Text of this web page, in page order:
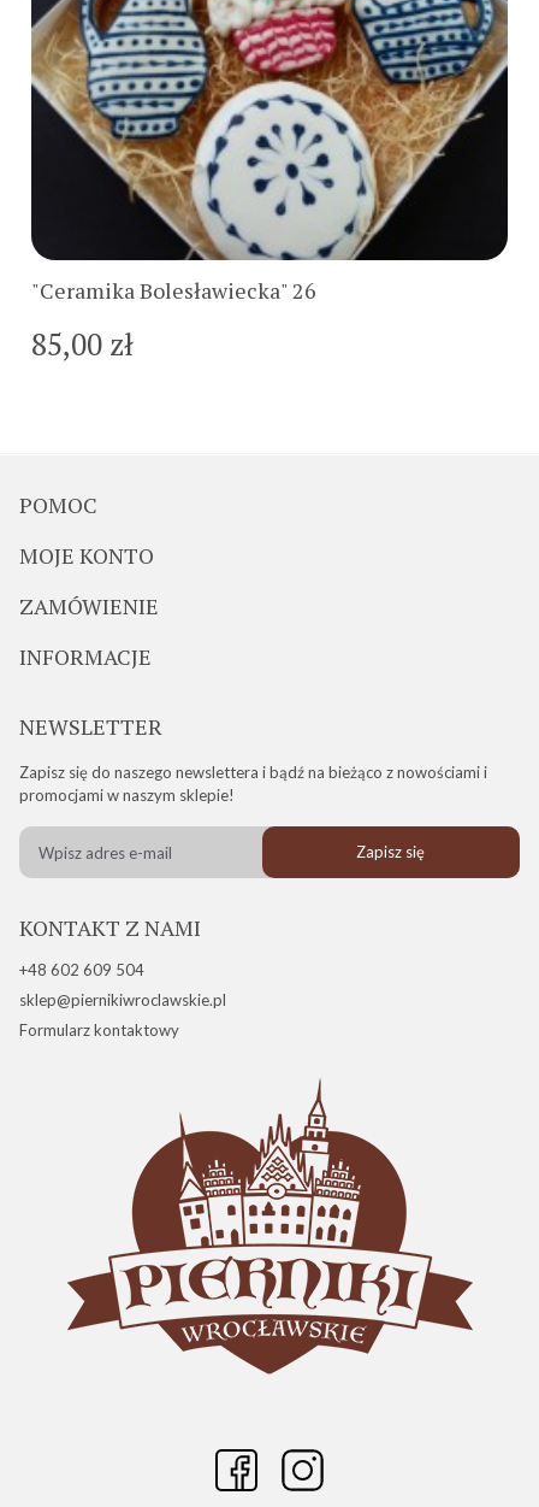
"Ceramika Bolesławiecka" 26
85,00 zł
Do koszyka
POMOC
MOJE KONTO
ZAMÓWIENIE
INFORMACJE
NEWSLETTER
Zapisz się do naszego newslettera i bądź na bieżąco z nowościami i
promocjami w naszym sklepie!
Zapisz się
KONTAKT Z NAMI
+48 602 609 504
sklep@piernikiwroclawskie.pl
Formularz kontaktowy